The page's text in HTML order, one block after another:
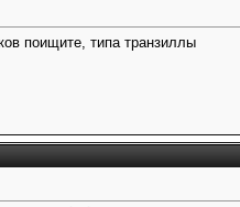
поищите, типа транзиллы